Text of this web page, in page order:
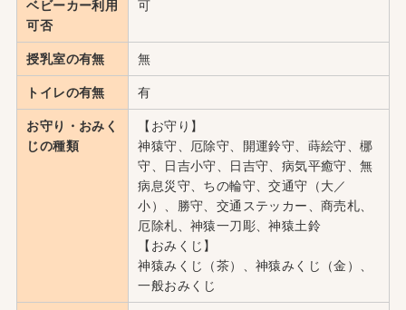
ベビーカー利用
可否
可
授乳室の有無 無
トイレの有無 有
お守り・おみく
じの種類
【お守り】
神猿守、厄除守、開運鈴守、蒔絵守、梛
守、日吉小守、日吉守、病気平癒守、無
病息災守、ちの輪守、交通守（大／
小）、勝守、交通ステッカー、商売札、
厄除札、神猿一刀彫、神猿土鈴
【おみくじ】
神猿みくじ（茶）、神猿みくじ（金）、
一般おみくじ